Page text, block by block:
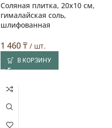
Соляная плитка, 20х10 см,
гималайская соль,
шлифованная
1 460₸ / шт.
В КОРЗИНУ